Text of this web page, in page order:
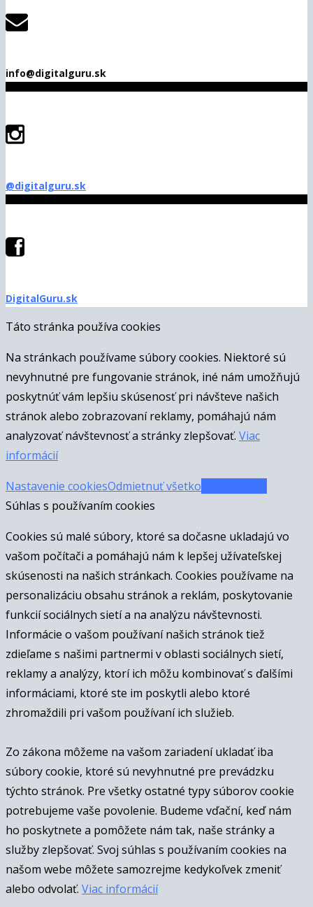
info@digitalguru.sk
@digitalguru.sk
DigitalGuru.sk
Táto stránka používa cookies
Na stránkach používame súbory cookies. Niektoré sú
nevyhnutné pre fungovanie stránok, iné nám umožňujú
poskytnúť vám lepšiu skúsenosť pri návšteve našich
stránok alebo zobrazovaní reklamy, pomáhajú nám
analyzovať návštevnosť a stránky zlepšovať. Viac
informácií
Nastavenie cookiesOdmietnuť všetko
Súhlas s používaním cookies
Cookies sú malé súbory, ktoré sa dočasne ukladajú vo
vašom počítači a pomáhajú nám k lepšej užívateľskej
skúsenosti na našich stránkach. Cookies používame na
personalizáciu obsahu stránok a reklám, poskytovanie
funkcií sociálnych sietí a na analýzu návštevnosti.
Informácie o vašom používaní našich stránok tiež
zdieľame s našimi partnermi v oblasti sociálnych sietí,
reklamy a analýzy, ktorí ich môžu kombinovať s ďalšími
informáciami, ktoré ste im poskytli alebo ktoré
zhromaždili pri vašom používaní ich služieb.
Zo zákona môžeme na vašom zariadení ukladať iba
súbory cookie, ktoré sú nevyhnutné pre prevádzku
týchto stránok. Pre všetky ostatné typy súborov cookie
potrebujeme vaše povolenie. Budeme vďační, keď nám
ho poskytnete a pomôžete nám tak, naše stránky a
služby zlepšovať. Svoj súhlas s používaním cookies na
našom webe môžete samozrejme kedykoľvek zmeniť
alebo odvolať. Viac informácií